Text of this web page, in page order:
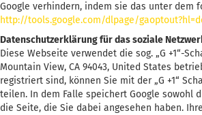
Google verhindern, indem sie das unter dem
http://tools.google.com/dlpage/
Datenschutzerklärung für das soziale
Diese Webseite verwendet die sog. „G +1“-
Mountain View, CA 94043, United States
registriert sind, können Sie mit der „G +1“
teilen. In dem Falle speichert Google sowohl
die Seite, die Sie dabei angesehen haben.